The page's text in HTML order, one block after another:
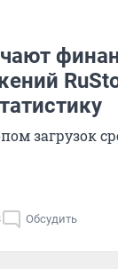
загрузок
Обсудить